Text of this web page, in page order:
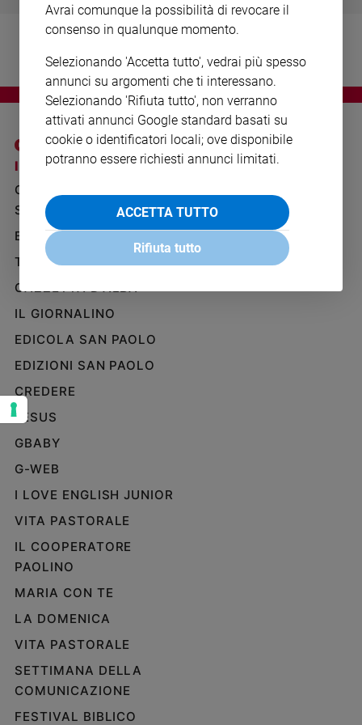
Ambiente
Volontariato
Diritti
Aziende
valore
Caso
settimana
Migranti
Diversità
e
Costume
e
2026
Cinema,
Tv
streaming
Libri
Musica
Famiglia
educazione
Genitori
e
Scuola
I SITI SAN PAOLO
GRUPPO EDITORIALE
SAN PAOLO
BENESSERE
TELENOVA
GAZZETTA D'ALBA
IL GIORNALINO
EDICOLA SAN PAOLO
EDIZIONI SAN PAOLO
CREDERE
JESUS
GBABY
G-WEB
I LOVE ENGLISH JUNIOR
VITA PASTORALE
IL COOPERATORE
PAOLINO
MARIA CON TE
LA DOMENICA
VITA PASTORALE
SETTIMANA DELLA
COMUNICAZIONE
FESTIVAL BIBLICO
NOTE LEGALI
INFORMATIVA
WHISTLEBLOWING
SOCIAL
Avrai comunque la possibilità di revocare il
consenso in qualunque momento.
Selezionando 'Accetta tutto', vedrai più spesso
annunci su argomenti che ti interessano.
Selezionando 'Rifiuta tutto', non verranno
attivati annunci Google standard basati su
cookie o identificatori locali; ove disponibile
potranno essere richiesti annunci limitati.
ACCETTA TUTTO
Rifiuta tutto